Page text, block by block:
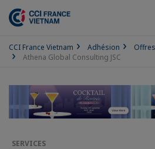
CCI France Vietnam Adhésion
Athena Global Consulting JSC
SERVICES